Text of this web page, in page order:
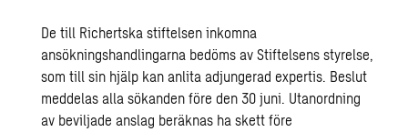
De till Richertska stiftelsen inkomna
ansökningshandlingarna bedöms av Stiftelsens styrelse,
som till sin hjälp kan anlita adjungerad expertis. Beslut
meddelas alla sökanden före den 30 juni. Utanordning
av beviljade anslag beräknas ha skett före